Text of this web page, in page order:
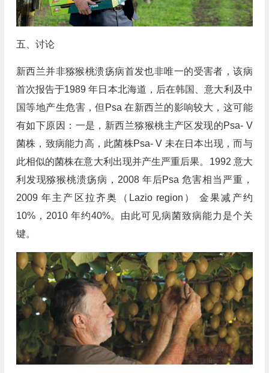
五、讨论
新西兰并非猕猴桃溃疡病首发也非唯一的受害者，该病
首次报告于1989 年日本北海道，后在韩国、意大利及中
国等地产生危害，但Psa 在新西兰的影响较大，这可能
有如下原因：一是，新西兰猕猴桃主产区发现的Psa- V
菌株，致病能力高，此菌株Psa- V 未在日本出现，而与
此相似的菌株在意大利出现并产生严重后果。1992 意大
利发现猕猴桃溃疡病，2008 年后Psa 危害相当严重，
2009 年主产区拉齐奥（Lazio region） 金果减产约
10%，2010 年约40%。由此可见病菌致病能力是个关
键。